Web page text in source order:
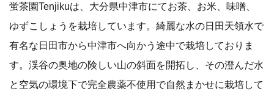
蛍茶園Tenjikuは、大分県中津市にてお茶、お米、味噌、
ゆずこしょうを栽培しています。綺麗な水の日田天領水で
有名な日田市から中津市へ向かう途中で栽培しておりま
す。渓谷の奥地の険しい山の斜面を開拓し、その澄んだ水
と空気の環境下で完全農薬不使用で自然まかせに栽培して